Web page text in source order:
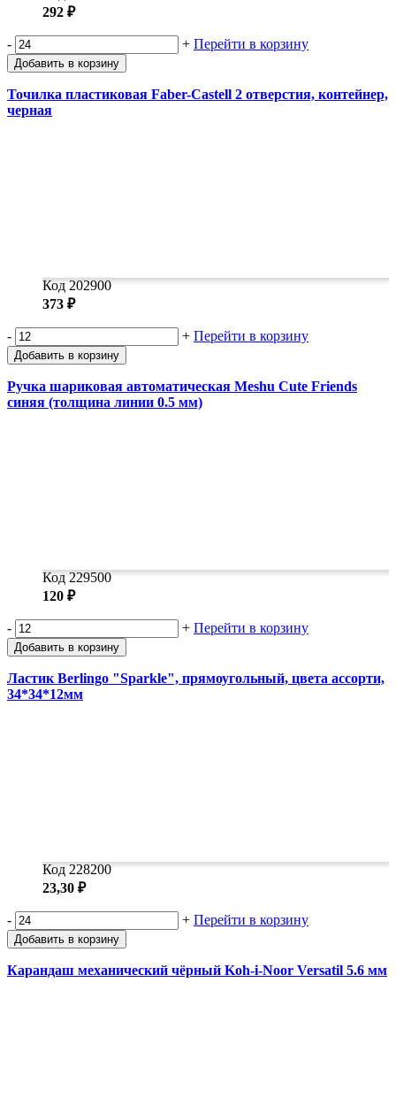
292 ₽
- + Перейти в корзину
Добавить в корзину
Точилка пластиковая Faber-Castell 2 отверстия, контейнер,
черная
Код 202900
373 ₽
- + Перейти в корзину
Добавить в корзину
Ручка шариковая автоматическая Meshu Cute Friends
синяя (толщина линии 0.5 мм)
Код 229500
120 ₽
- + Перейти в корзину
Добавить в корзину
Ластик Berlingo "Sparkle", прямоугольный, цвета ассорти,
34*34*12мм
Код 228200
23,30 ₽
- + Перейти в корзину
Добавить в корзину
Карандаш механический чёрный Koh-i-Noor Versatil 5.6 мм